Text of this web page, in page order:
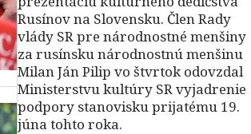
Rusínov na Slovensku. Člen Rady
vlády SR pre národnostné menšiny
za rusínsku národnostnú menšinu
Milan Ján Pilip vo štvrtok odovzdal
Ministerstvu kultúry SR vyjadrenie
podpory stanovisku prijatému 19.
júna tohto roka.